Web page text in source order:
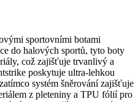
sportovními botami
do halových sportů, tyto boty
což zajišťuje trvanlivý a
poskytuje ultra-lehkou
systém šněrování zajišťuje
z pleteniny a TPU fólií pro